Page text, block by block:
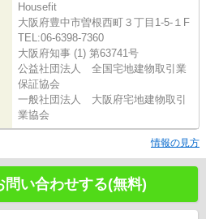
Housefit
大阪府豊中市曽根西町３丁目1-5-１F
TEL:06-6398-7360
大阪府知事 (1) 第63741号
公益社団法人 全国宅地建物取引業
保証協会
一般社団法人 大阪府宅地建物取引
業協会
情報の見方
問い合わせする(無料)